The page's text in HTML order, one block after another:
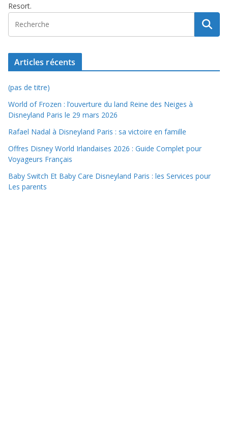
Resort.
Articles récents
(pas de titre)
World of Frozen : l’ouverture du land Reine des Neiges à
Disneyland Paris le 29 mars 2026
Rafael Nadal à Disneyland Paris : sa victoire en famille
Offres Disney World Irlandaises 2026 : Guide Complet pour
Voyageurs Français
Baby Switch Et Baby Care Disneyland Paris : les Services pour
Les parents